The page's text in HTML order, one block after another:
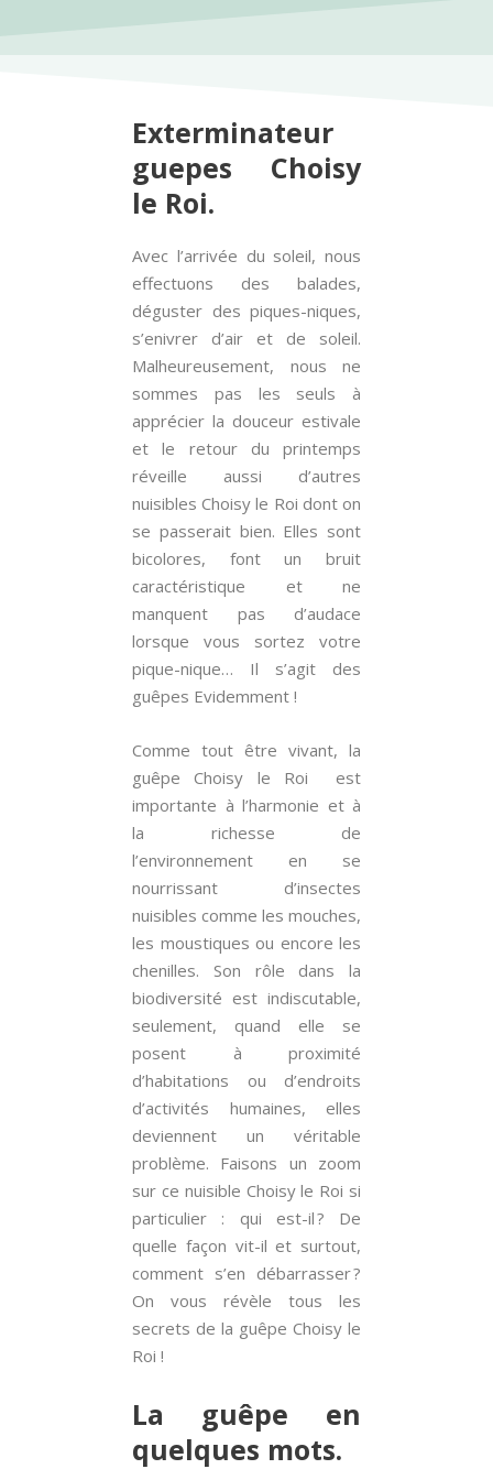
Exterminateur
guepes Choisy
le Roi.
Avec l’arrivée du soleil, nous
effectuons des balades,
déguster des piques-niques,
s’enivrer d’air et de soleil.
Malheureusement, nous ne
sommes pas les seuls à
apprécier la douceur estivale
et le retour du printemps
réveille aussi d’autres
nuisibles Choisy le Roi dont on
se passerait bien. Elles sont
bicolores, font un bruit
caractéristique et ne
manquent pas d’audace
lorsque vous sortez votre
pique-nique… Il s’agit des
guêpes Evidemment !
Comme tout être vivant, la
guêpe Choisy le Roi est
importante à l’harmonie et à
la richesse de
l’environnement en se
nourrissant d’insectes
nuisibles comme les mouches,
les moustiques ou encore les
chenilles. Son rôle dans la
biodiversité est indiscutable,
seulement, quand elle se
posent à proximité
d’habitations ou d’endroits
d’activités humaines, elles
deviennent un véritable
problème. Faisons un zoom
sur ce nuisible Choisy le Roi si
particulier : qui est-il ? De
quelle façon vit-il et surtout,
comment s’en débarrasser ?
On vous révèle tous les
secrets de la guêpe Choisy le
Roi !
La guêpe en
quelques mots.